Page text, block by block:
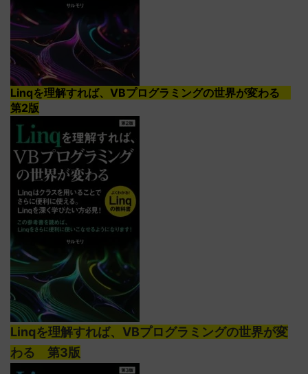
Linqを理解すれば、VBプログラミングの世界が変わる
第2版
Linqを理解すれば、VBプログラミングの世界が変
わる 第3版